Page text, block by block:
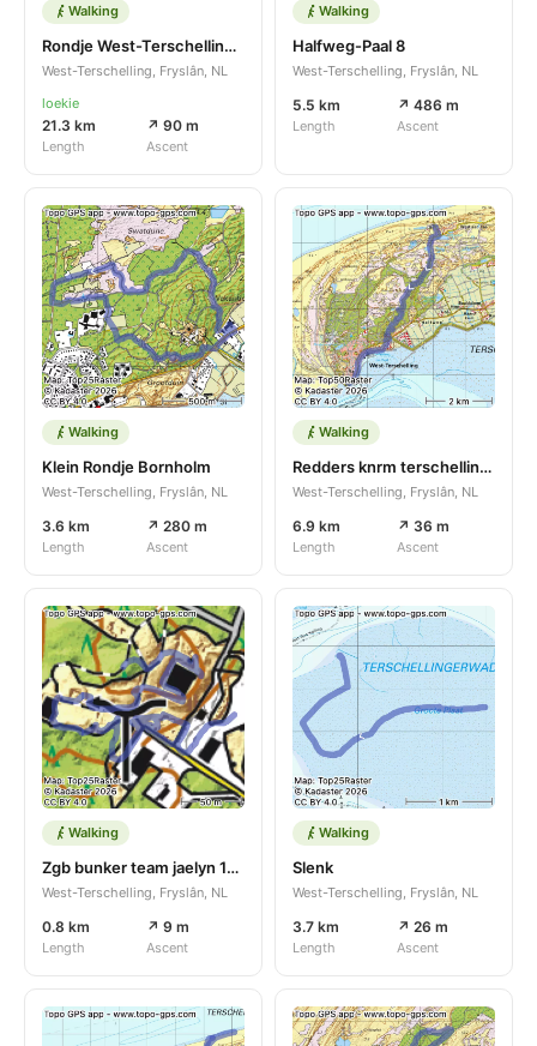
Walking
Rondje West-Terschelling - Midsland
West-Terschelling, Fryslân, NL
loekie
21.3 km
Length
↗ 90 m
Ascent
Walking
Halfweg-Paal 8
West-Terschelling, Fryslân, NL
5.5 km
Length
↗ 486 m
Ascent
Walking
Klein Rondje Bornholm
West-Terschelling, Fryslân, NL
3.6 km
Length
↗ 280 m
Ascent
Walking
Redders knrm terschelling deel 2
West-Terschelling, Fryslân, NL
6.9 km
Length
↗ 36 m
Ascent
Walking
Zgb bunker team jaelyn 14-3-26
West-Terschelling, Fryslân, NL
0.8 km
Length
↗ 9 m
Ascent
Walking
Slenk
West-Terschelling, Fryslân, NL
3.7 km
Length
↗ 26 m
Ascent